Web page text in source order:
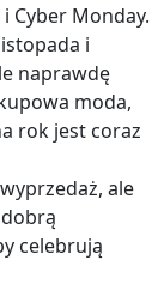
Cyber Monday.
i
naprawdę
moda,
rok jest coraz
ale
celebrują